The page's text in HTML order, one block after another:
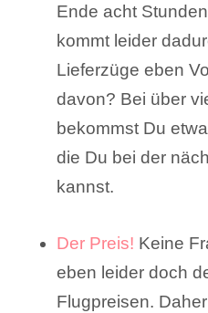
Ende acht
kommt leider
Lieferzüge eben
davon? Bei über
bekommst Du
die Du bei der
kannst.
Der Preis! Keine
eben leider doch
Flugpreisen.